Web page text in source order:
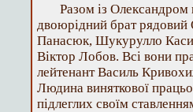
Разом із Олександром
двоюрідний брат
Панасюк, Шукурулло
Віктор Лобов. Всі вони
лейтенант Василь
Людина виняткової
підлеглих своїм